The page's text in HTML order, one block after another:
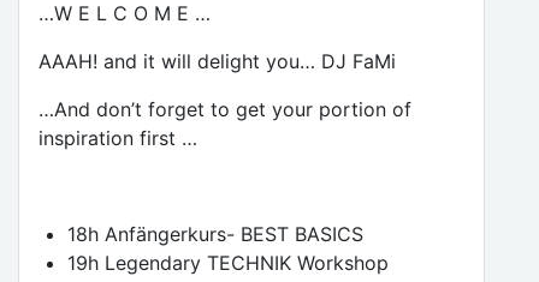
…W E L C O M E …
AAAH! and it will delight you… DJ FaMi
…And don’t forget to get your portion of
inspiration first …
18h Anfängerkurs- BEST BASICS
19h Legendary TECHNIK Workshop